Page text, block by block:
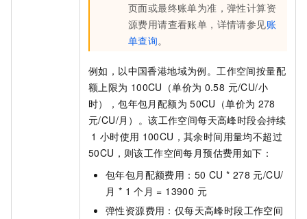
页面或最终账单为准，弹性计算资
源费用请查看账单，详情请参见账
单查询。
例如，以中国香港地域为例。工作空间按量配
额上限为 100CU（单价为 0.58 元/CU/小
时），包年包月配额为 50CU（单价为 278
元/CU/月）。该工作空间每天高峰时段会持续
1 小时使用 100CU，其余时间用量均不超过
50CU，则该工作空间每月预估费用如下：
包年包月配额费用：50 CU * 278 元/CU/
月 * 1 个月 = 13900 元
弹性资源费用：仅每天高峰时段工作空间